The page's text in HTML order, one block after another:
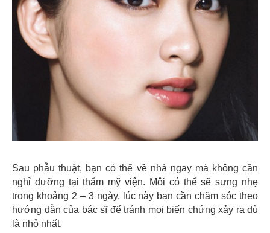
Sau phẫu thuật, bạn có thể về nhà ngay mà không cần
nghỉ dưỡng tại thẩm mỹ viện. Môi có thể sẽ sưng nhẹ
trong khoảng 2 – 3 ngày, lúc này bạn cần chăm sóc theo
hướng dẫn của bác sĩ để tránh mọi biến chứng xảy ra dù
là nhỏ nhất.